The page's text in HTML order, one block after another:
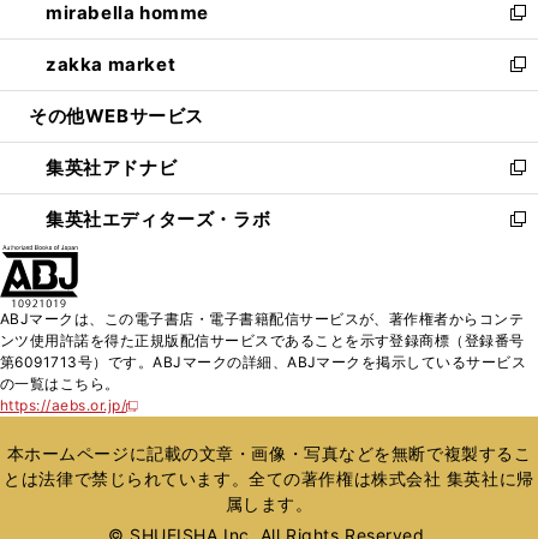
く
で
開
く
ド
ウ
で
開
ィ
ン
ド
ウ
開
く
い
ウ
ィ
ン
ウ
で
開
く
mirabella homme
新
し
い
ウ
ン
ド
ウ
で
zakka market
新
し
ウ
ィ
ン
ド
く
その他WEBサービス
集英社アドナビ
新
し
い
ド
ウ
で
集英社エディターズ・ラボ
新
ィ
ン
ド
開
く
ABJマークは、この電子書店・電子書籍配信サービスが、著作権者からコンテ
ンツ使用許諾を得た正規版配信サービスであることを示す登録商標（登録番号
第6091713号）です。ABJマークの詳細、ABJマークを掲示しているサービス
の一覧はこちら。
https://aebs.or.jp/
新
い
ウ
ィ
本ホームページに記載の文章・画像・写真などを無断で複製するこ
とは法律で禁じられています。全ての著作権は株式会社 集英社に帰
属します。